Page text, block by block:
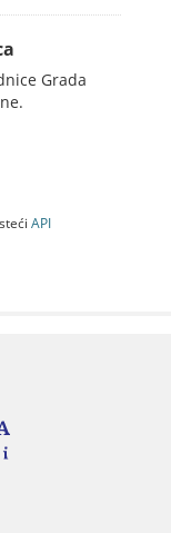
Grada
API